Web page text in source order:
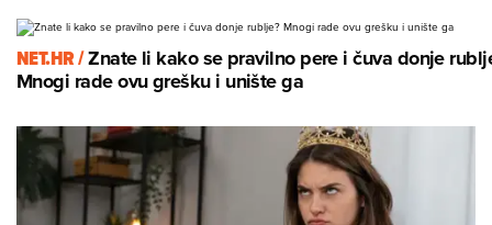
NET.HR /Znate li kako se pravilno pere i čuva donje
Mnogi rade ovu grešku i unište ga